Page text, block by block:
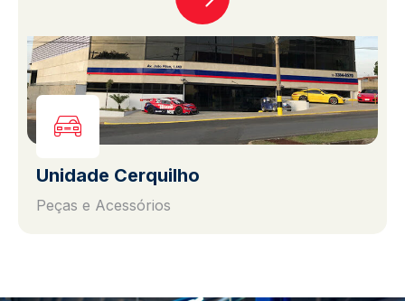
Unidade Cerquilho
Peças e Acessórios